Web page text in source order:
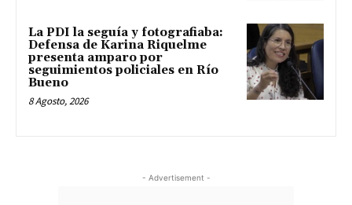
La PDI la seguía y fotografiaba:
Defensa de Karina Riquelme
presenta amparo por
seguimientos policiales en Río
Bueno
8 Agosto, 2026
- Advertisement -